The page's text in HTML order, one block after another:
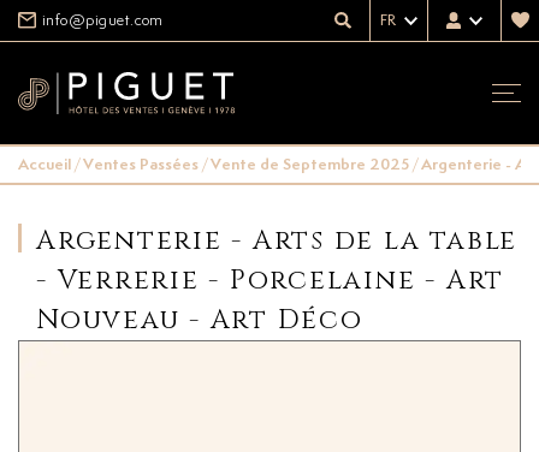
info@piguet.com FR
Accueil/Ventes Passées/Vente de Septembre 2025/Argenterie -
Argenterie - Arts de la table
- Verrerie - Porcelaine - Art
Nouveau - Art Déco